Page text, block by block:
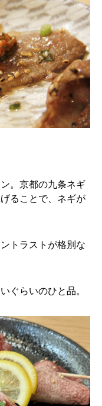
。京都の九条ネギ
ることで、ネギが
トラストが格別な
ぐらいのひと品。